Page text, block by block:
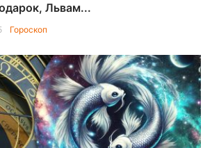
Львам...
Гороскоп